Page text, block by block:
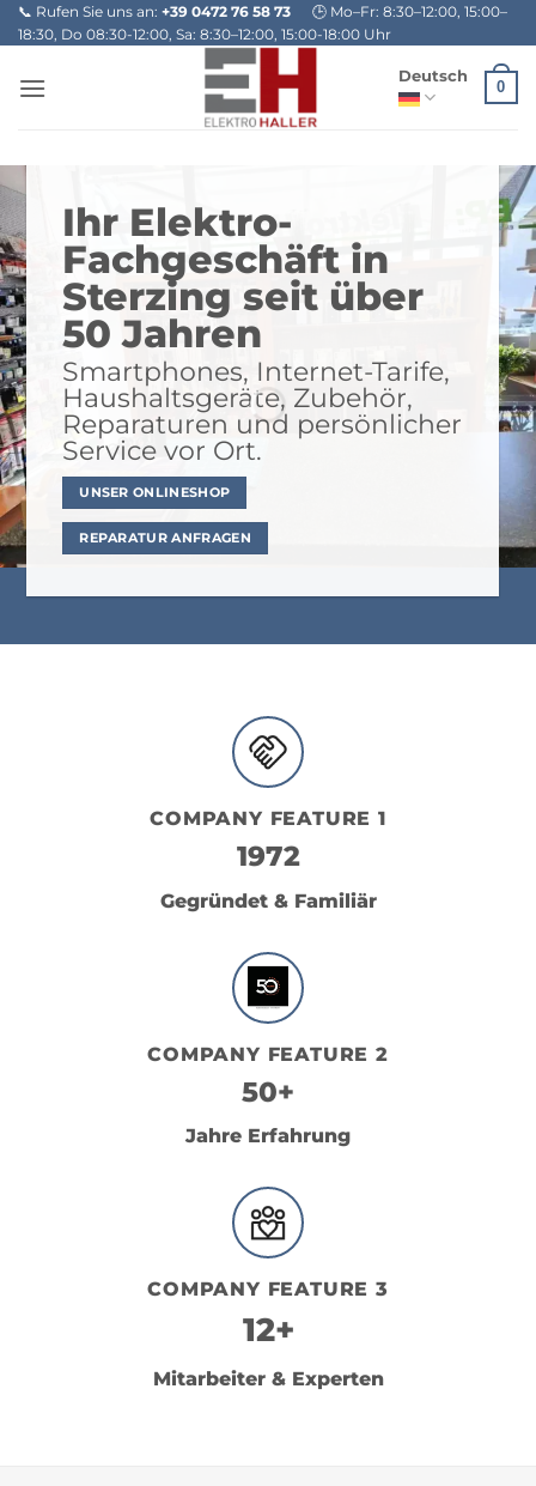
Zum
Inhalt
📞 Rufen Sie uns an: +39 0472 76 58 73
🕒 Mo–Fr: 8:30–12:00, 15:00–
18:30, Do 08:30-12:00, Sa: 8:30–12:00, 15:00-18:00 Uhr
Deutsch
0
Ihr Elektro-
Fachgeschäft in
Sterzing seit über
50 Jahren
Smartphones, Internet-Tarife,
Haushaltsgeräte, Zubehör,
Reparaturen und persönlicher
Service vor Ort.
UNSER ONLINESHOP
REPARATUR ANFRAGEN
COMPANY FEATURE 1
1972
Gegründet & Familiär
COMPANY FEATURE 2
50+
Jahre Erfahrung
COMPANY FEATURE 3
12+
Mitarbeiter & Experten